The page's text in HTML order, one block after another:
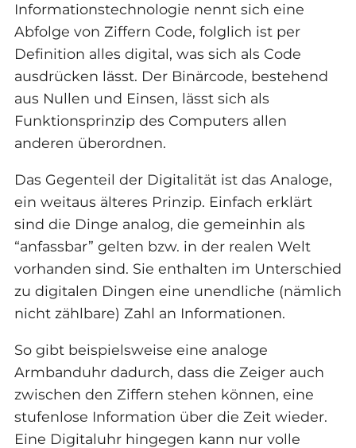
Informationstechnologie nennt sich eine
Abfolge von Ziffern Code, folglich ist per
Definition alles digital, was sich als Code
ausdrücken lässt. Der Binärcode, bestehend
aus Nullen und Einsen, lässt sich als
Funktionsprinzip des Computers allen
anderen überordnen.
Das Gegenteil der Digitalität ist das Analoge,
ein weitaus älteres Prinzip. Einfach erklärt
sind die Dinge analog, die gemeinhin als
“anfassbar” gelten bzw. in der realen Welt
vorhanden sind. Sie enthalten im Unterschied
zu digitalen Dingen eine unendliche (nämlich
nicht zählbare) Zahl an Informationen.
So gibt beispielsweise eine analoge
Armbanduhr dadurch, dass die Zeiger auch
zwischen den Ziffern stehen können, eine
stufenlose Information über die Zeit wieder.
Eine Digitaluhr hingegen kann nur volle